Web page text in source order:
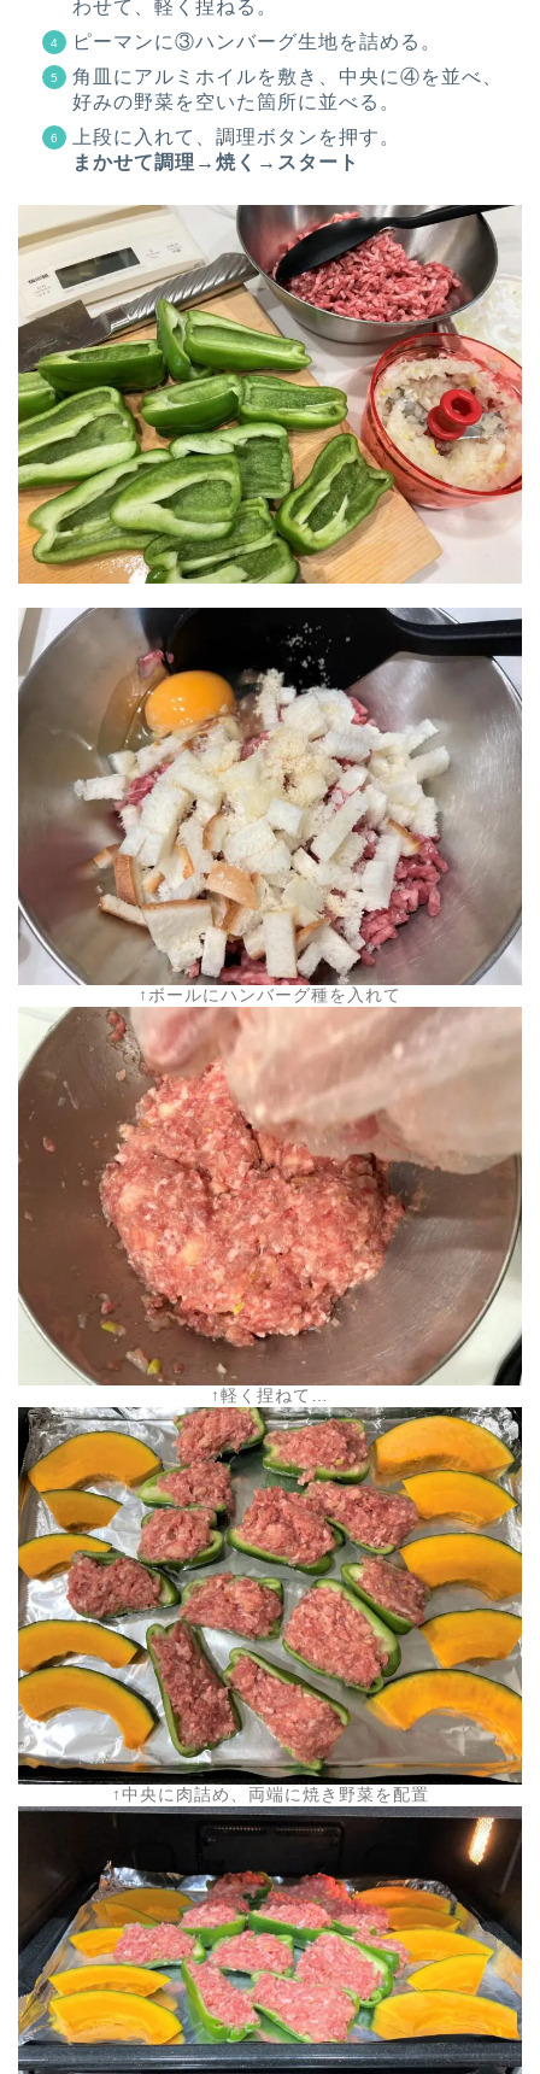
わせて、軽く捏ねる。
ピーマンに③ハンバーグ生地を詰める。
角皿にアルミホイルを敷き、中央に④を並べ、
好みの野菜を空いた箇所に並べる。
上段に入れて、調理ボタンを押す。
まかせて調理→焼く→スタート
↑ボールにハンバーグ種を入れて
↑軽く捏ねて…
↑中央に肉詰め、両端に焼き野菜を配置